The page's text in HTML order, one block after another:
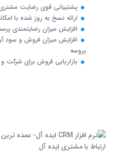
پشتیبانی قوی رضایت
ارائه نسخ به روز شده با
افزایش میزان رضایتمندی
افزایش میزان فروش و سود
پروسه
بازاریابی فروش برای شرکت